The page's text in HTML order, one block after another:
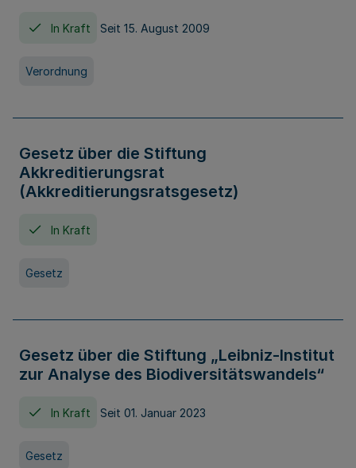
In Kraft Seit 15. August 2009
Verordnung
Gesetz über die Stiftung
Akkreditierungsrat
(Akkreditierungsratsgesetz)
In Kraft
Gesetz
Gesetz über die Stiftung „Leibniz-Institut
zur Analyse des Biodiversitätswandels“
In Kraft Seit 01. Januar 2023
Gesetz